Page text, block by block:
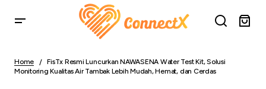
Monitoring Kualitas Air Tambak Lebih Mudah, Hemat, dan
Cerdas
Home
FisTx Resmi Luncurkan NAWASENA Water Test Kit, Solusi
Monitoring Kualitas Air Tambak Lebih Mudah, Hemat, dan Cerdas